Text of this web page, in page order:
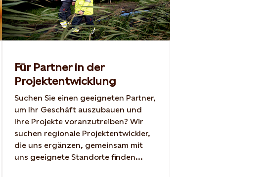
Für Partner in der
Projektentwicklung
Suchen Sie einen geeigneten Partner,
um Ihr Geschäft auszubauen und
Ihre Projekte voranzutreiben? Wir
suchen regionale Projektentwickler,
die uns ergänzen, gemeinsam mit
uns geeignete Standorte finden...